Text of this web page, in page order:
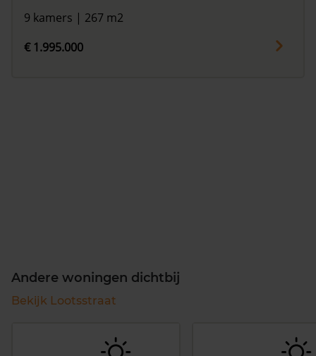
9 kamers | 267 m2
€ 1.995.000
Andere woningen dichtbij
Bekijk Lootsstraat